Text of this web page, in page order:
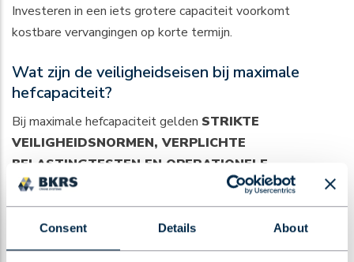
Consent Details About
Investeren in een iets grotere capaciteit voorkomt
kostbare vervangingen op korte termijn.
Wat zijn de veiligheidseisen bij maximale
hefcapaciteit?
Bij maximale hefcapaciteit gelden STRIKTE
VEILIGHEIDSNORMEN, VERPLICHTE
BELASTINGTESTEN EN OPERATIONELE
BEPERKINGEN
volgens Europese standaarden EN
15011 en nationale arbowetgeving. Kranen moeten
jaarlijks worden geïnspecteerd door erkende
keuringsinstellingen.